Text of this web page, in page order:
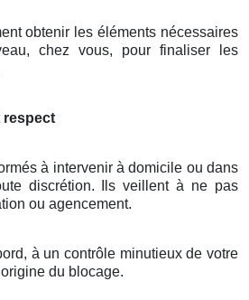
obtenir les éléments nécessaires
chez vous, pour finaliser les
respect
à intervenir à domicile ou dans
discrétion. Ils veillent à ne pas
ou agencement.
à un contrôle minutieux de votre
du blocage.